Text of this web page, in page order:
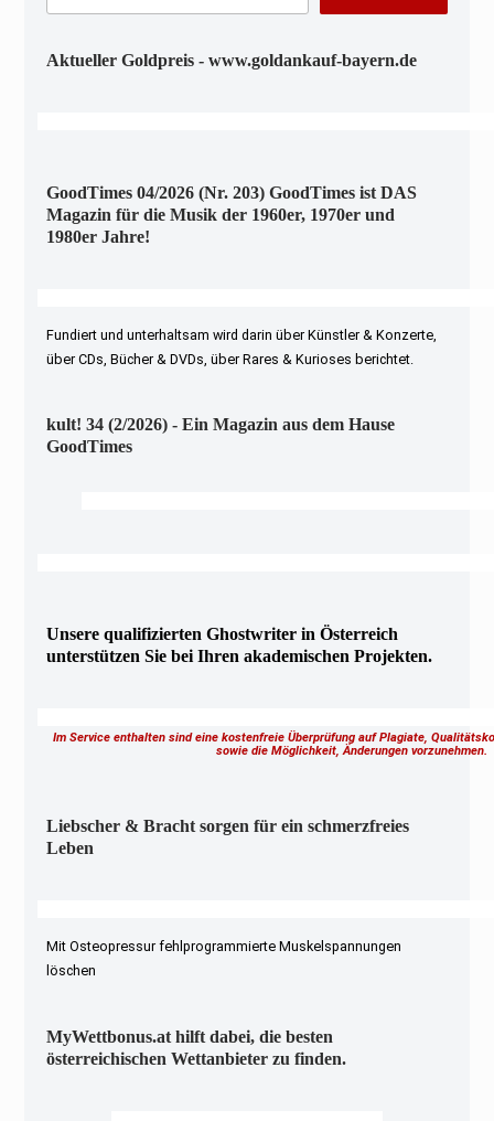
Aktueller Goldpreis - www.goldankauf-bayern.de
GoodTimes 04/2026 (Nr. 203) GoodTimes ist DAS
Magazin für die Musik der 1960er, 1970er und
1980er Jahre!
Fundiert und unterhaltsam wird darin über Künstler & Konzerte,
über CDs, Bücher & DVDs, über Rares & Kurioses berichtet.
kult! 34 (2/2026) - Ein Magazin aus dem Hause
GoodTimes
Unsere qualifizierten Ghostwriter in Österreich
unterstützen Sie bei Ihren akademischen Projekten.
Im Service enthalten sind eine kostenfreie Überprüfung auf Plagiate,
sowie die Möglichkeit, Änderungen vorzunehmen.
Liebscher & Bracht sorgen für ein schmerzfreies
Leben
Mit Osteopressur fehlprogrammierte Muskelspannungen
löschen
MyWettbonus.at hilft dabei, die besten
österreichischen Wettanbieter zu finden.